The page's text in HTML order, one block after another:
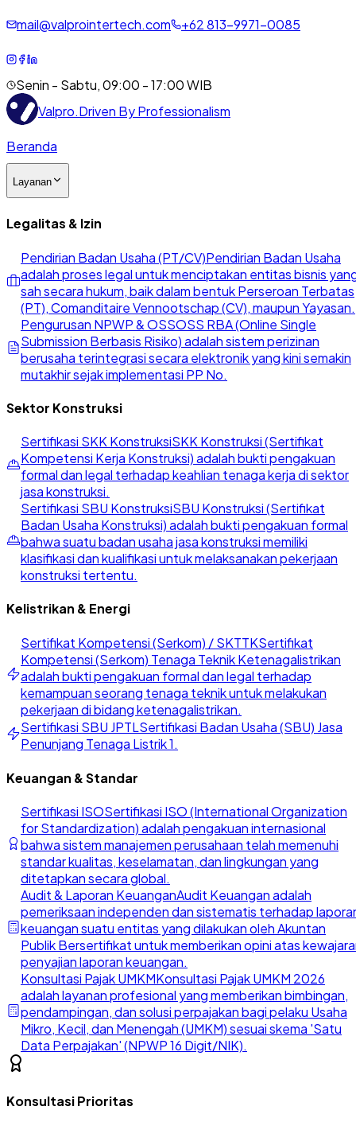
mail@valprointertech.com +62813-9971-0085
Senin - Sabtu, 09:00 - 17:00 WIB
Valpro.Driven By Professionalism
Beranda
Layanan
Legalitas & Izin
Pendirian Badan Usaha (PT/CV)Pendirian Badan Usaha
adalah proses legal untuk menciptakan entitas bisnis
sah secara hukum, baik dalam bentuk Perseroan Terbatas
(PT), Comanditaire Vennootschap (CV), maupun Yayasan.
Pengurusan NPWP & OSSOSS RBA (Online Single
Submission Berbasis Risiko) adalah sistem perizinan
berusaha terintegrasi secara elektronik yang kini semakin
mutakhir sejak implementasi PP No.
Sektor Konstruksi
Sertifikasi SKK KonstruksiSKK Konstruksi (Sertifikat
Kompetensi Kerja Konstruksi) adalah bukti pengakuan
formal dan legal terhadap keahlian tenaga kerja di sektor
jasa konstruksi.
Sertifikasi SBU KonstruksiSBU Konstruksi (Sertifikat
Badan Usaha Konstruksi) adalah bukti pengakuan formal
bahwa suatu badan usaha jasa konstruksi memiliki
klasifikasi dan kualifikasi untuk melaksanakan pekerjaan
konstruksi tertentu.
Kelistrikan & Energi
Sertifikat Kompetensi (Serkom) / SKTTKSertifikat
Kompetensi (Serkom) Tenaga Teknik Ketenagalistrikan
adalah bukti pengakuan formal dan legal terhadap
kemampuan seorang tenaga teknik untuk melakukan
pekerjaan di bidang ketenagalistrikan.
Sertifikasi SBU JPTLSertifikasi Badan Usaha (SBU) Jasa
Penunjang Tenaga Listrik 1.
Keuangan & Standar
Sertifikasi ISOSertifikasi ISO (International Organization
for Standardization) adalah pengakuan internasional
bahwa sistem manajemen perusahaan telah memenuhi
standar kualitas, keselamatan, dan lingkungan yang
ditetapkan secara global.
Audit & Laporan KeuanganAudit Keuangan adalah
pemeriksaan independen dan sistematis terhadap
keuangan suatu entitas yang dilakukan oleh Akuntan
Publik Bersertifikat untuk memberikan opini atas
penyajian laporan keuangan.
Konsultasi Pajak UMKMKonsultasi Pajak UMKM 2026
adalah layanan profesional yang memberikan bimbingan,
pendampingan, dan solusi perpajakan bagi pelaku Usaha
Mikro, Kecil, dan Menengah (UMKM) sesuai skema 'Satu
Data Perpajakan' (NPWP 16 Digit/NIK).
Konsultasi Prioritas